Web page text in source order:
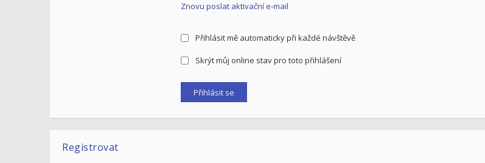
Znovu poslat aktivační e-mail
Přihlásit mě automaticky při každé návštěvě
Skrýt můj online stav pro toto přihlášení
Registrovat